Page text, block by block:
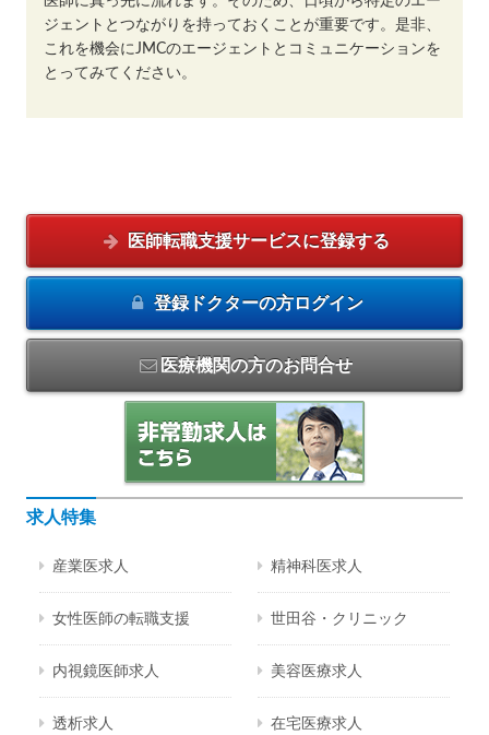
ジェントとつながりを持っておくことが重要です。是非、
これを機会にJMCのエージェントとコミュニケーションを
とってみてください。
医師転職支援サービスに登録する
登録ドクターの方ログイン
医療機関の方のお問合せ
求人特集
産業医求人 精神科医求人
女性医師の転職支援 世田谷・クリニック
内視鏡医師求人 美容医療求人
透析求人 在宅医療求人